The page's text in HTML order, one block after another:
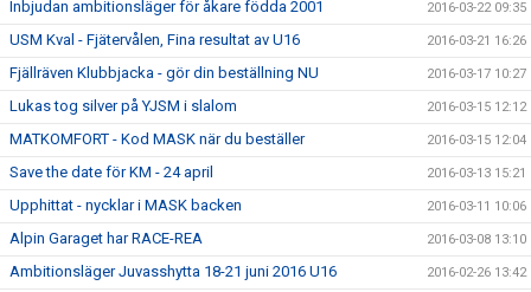
Inbjudan ambitionsläger för åkare födda 2001 2016-03-22 09:35
USM Kval - Fjätervålen, Fina resultat av U16 2016-03-21 16:26
Fjällräven Klubbjacka - gör din beställning NU 2016-03-17 10:27
Lukas tog silver på YJSM i slalom 2016-03-15 12:12
MATKOMFORT - Kod MASK när du beställer 2016-03-15 12:04
Save the date för KM - 24 april 2016-03-13 15:21
Upphittat - nycklar i MASK backen 2016-03-11 10:06
Alpin Garaget har RACE-REA 2016-03-08 13:10
Ambitionsläger Juvasshytta 18-21 juni 2016 U16 2016-02-26 13:42